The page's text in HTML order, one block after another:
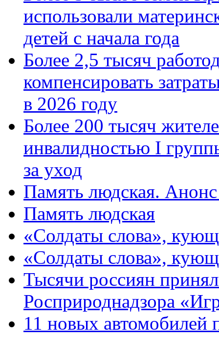
использовали
детей с начала года
Более 2,5 тысяч
компенсировать
в 2026 году
Более 200 тысяч
инвалидностью I
за уход
Память людская.
Память людская
«Солдаты слова»,
«Солдаты слова»,
Тысячи россиян
Росприроднадзора
11 новых автомобилей